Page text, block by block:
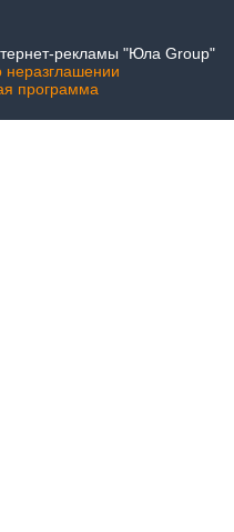
рекламы "Юла Group"
программа